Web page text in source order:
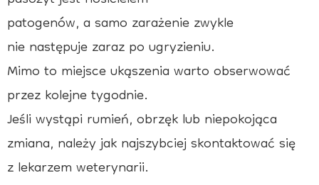
patogenów, a samo zarażenie zwykle
nie następuje zaraz po ugryzieniu.
Mimo to miejsce ukąszenia warto obserwować
przez kolejne tygodnie.
Jeśli wystąpi rumień, obrzęk lub niepokojąca
zmiana, należy jak najszybciej skontaktować się
z lekarzem weterynarii.